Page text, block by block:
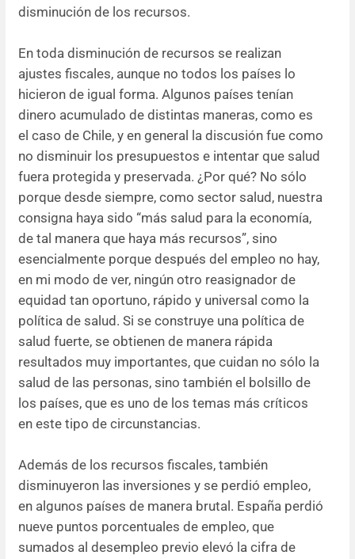
disminución de los recursos.
En toda disminución de recursos se realizan
ajustes fiscales, aunque no todos los países lo
hicieron de igual forma. Algunos países tenían
dinero acumulado de distintas maneras, como es
el caso de Chile, y en general la discusión fue como
no disminuir los presupuestos e intentar que salud
fuera protegida y preservada. ¿Por qué? No sólo
porque desde siempre, como sector salud, nuestra
consigna haya sido “más salud para la economía,
de tal manera que haya más recursos”, sino
esencialmente porque después del empleo no hay,
en mi modo de ver, ningún otro reasignador de
equidad tan oportuno, rápido y universal como la
política de salud. Si se construye una política de
salud fuerte, se obtienen de manera rápida
resultados muy importantes, que cuidan no sólo la
salud de las personas, sino también el bolsillo de
los países, que es uno de los temas más críticos
en este tipo de circunstancias.
Además de los recursos fiscales, también
disminuyeron las inversiones y se perdió empleo,
en algunos países de manera brutal. España perdió
nueve puntos porcentuales de empleo, que
sumados al desempleo previo elevó la cifra de